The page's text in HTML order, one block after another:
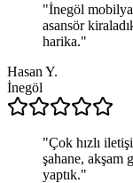
"İnegöl
asansör
harika."
Hasan Y.
İnegöl
"Çok hızlı
şahane, akşam
yaptık."